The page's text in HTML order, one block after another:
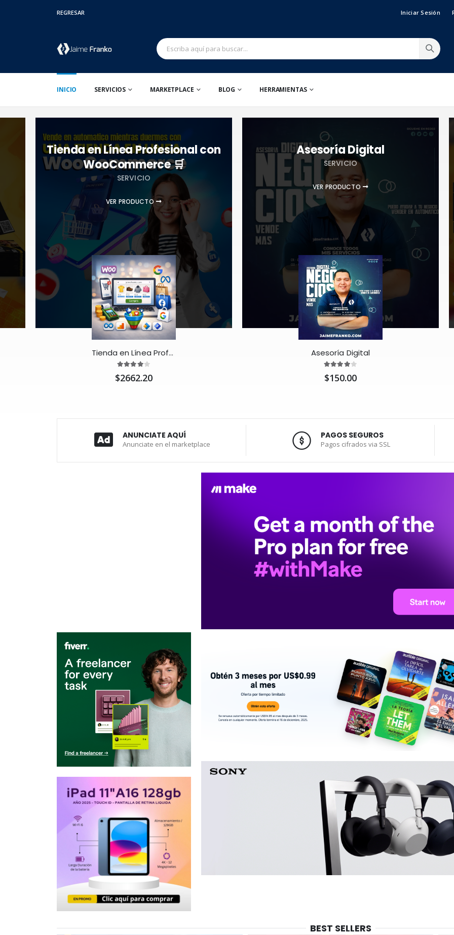
REGRESAR Iniciar Sesión
INICIO SERVICIOS MARKETPLACE BLOG HERRAMIENTAS
Tienda en Línea Profesional con
WooCommerce 🛒
SERVICIO
VER PRODUCTO
Tienda en Línea Profesional con WooCommerce 🛒
$2662.20
Asesoría Digital
SERVICIO
VER PRODUCTO
Asesoría Digital
$150.00
ANUNCIATE AQUÍ
Anunciate en el marketplace
PAGOS SEGUROS
Pagos cifrados via SSL
BEST SELLERS